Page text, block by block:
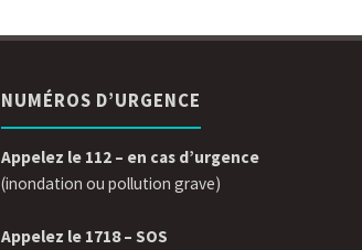
NUMÉROS D’URGENCE
Appelez le 112 – en cas d’urgence
(inondation ou pollution grave)
Appelez le 1718 – SOS